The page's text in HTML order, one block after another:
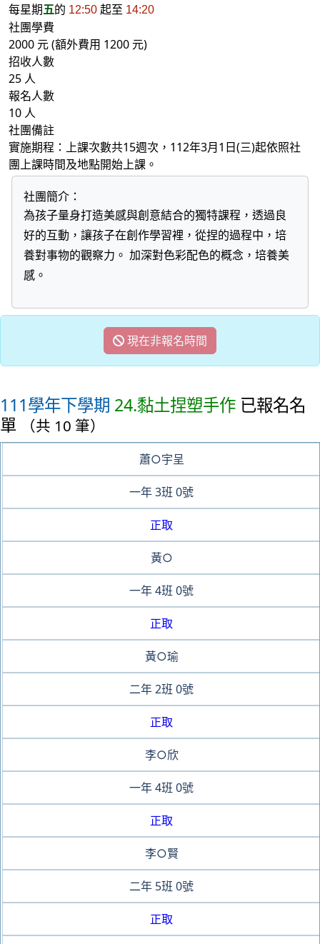
每星期五的 12:50 起至 14:20
社團學費
2000 元 (額外費用 1200 元)
招收人數
25 人
報名人數
10 人
社團備註
實施期程：上課次數共15週次，112年3月1日(三)起依照社
團上課時間及地點開始上課。
社團簡介：
為孩子量身打造美感與創意結合的獨特課程，透過良
好的互動，讓孩子在創作學習裡，從捏的過程中，培
養對事物的觀察力。 加深對色彩配色的概念，培養美
感。
現在非報名時間
111學年下學期 24.黏土捏塑手作 已報名名
單
（共 10 筆）
蕭○宇呈
一年3班 0號
正取
黃○
一年4班 0號
正取
黃○瑜
二年2班 0號
正取
李○欣
一年4班 0號
正取
李○賢
二年 5班 0號
正取